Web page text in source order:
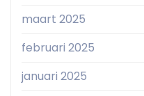
maart 2025
februari 2025
januari 2025